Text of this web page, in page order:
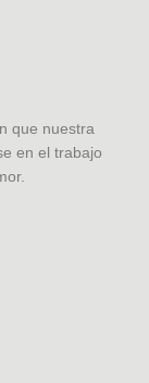
que nuestra
en el trabajo